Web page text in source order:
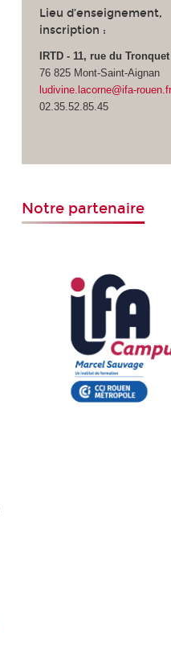
Lieu d’enseignement,
inscription :
IRTD - 11, rue du Tronquet
76 825 Mont-Saint-Aignan
ludivine.lacorne@ifa-rouen.fr
02.35.52.85.45
Notre partenaire